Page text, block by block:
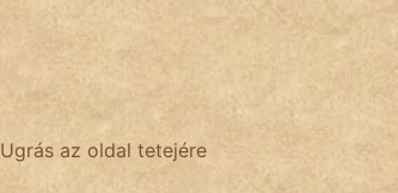
Ugrás az oldal tetejére